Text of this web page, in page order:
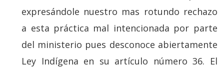
expresándole nuestro mas rotundo rechazo
a esta práctica mal intencionada por parte
del ministerio pues desconoce abiertamente
Ley Indígena en su artículo número 36. El